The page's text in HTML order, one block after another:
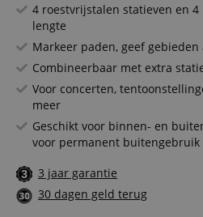
4 roestvrijstalen statieven en 4
lengte
Markeer paden, geef gebieden
Combineerbaar met extra
Voor concerten,
meer
Geschikt voor binnen- en
voor permanent
3 jaar garantie
30 dagen geld terug